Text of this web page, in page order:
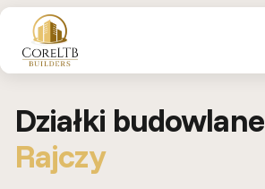
Działki budowlane
Rajczy